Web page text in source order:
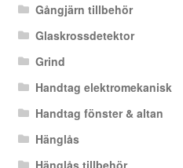
Gångjärn tillbehör
Glaskrossdetektor
Grind
Handtag elektromekanisk
Handtag fönster & altan
Hänglås
Hänglås tillbehör